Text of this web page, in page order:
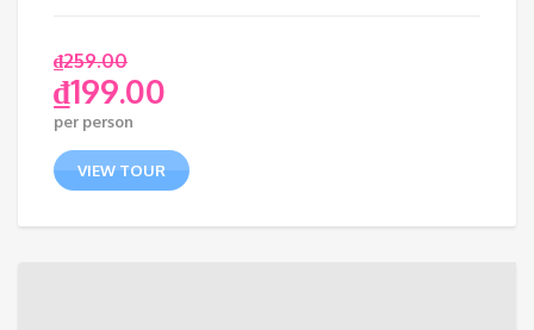
₫259.00
₫199.00
per person
VIEW TOUR